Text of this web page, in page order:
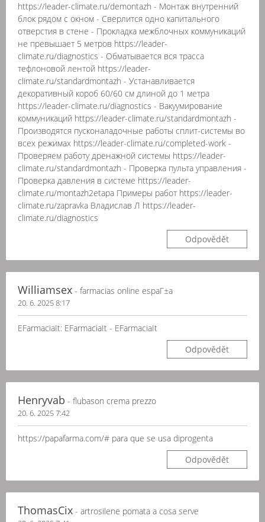
https://leader-climate.ru/demontazh - Монтаж внутренний
блок рядом с окном - Сверлится одно капитального
отверстия в стене - Прокладка межблочных коммуникаций
не превышает 5 метров https://leader-
climate.ru/diagnostics - Обматывается вся трасса
тефлоновой лентой https://leader-
climate.ru/standardmontazh - Устанавливается
декоративный короб 60/60 см длиной до 1 метра
https://leader-climate.ru/diagnostics - Вакуумирование
коммуникаций https://leader-climate.ru/standardmontazh -
Производятся пусконаладочные работы сплит-системы во
всех режимах https://leader-climate.ru/completed-work -
Проверяем работу дренажной системы https://leader-
climate.ru/standardmontazh - Проверка пульта управления -
Проверка давления в системе https://leader-
climate.ru/montazh2etapa Примеры работ https://leader-
climate.ru/zapravka Владислав Л https://leader-
climate.ru/diagnostics
Odpovědět
Williamsex - farmacias online espaГ±a
20. 6. 2025 8:17
EFarmaciaIt: EFarmaciaIt - EFarmaciaIt
Odpovědět
Henryvab - flubason crema prezzo
20. 6. 2025 7:42
https://papafarma.com/# para que se usa diprogenta
Odpovědět
ThomasCix - artrosilene pomata a cosa serve